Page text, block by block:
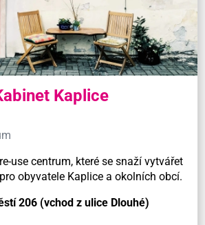
Kaplice
use centrum, které se snaží vytvářet
obyvatele Kaplice a okolních obcí.
206 (vchod z ulice Dlouhé)